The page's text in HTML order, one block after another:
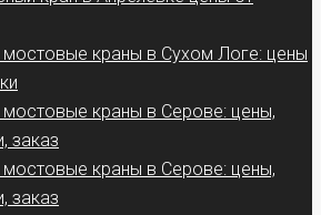
краны в Сухом Логе: цены
краны в Серове: цены,
заказ
краны в Серове: цены,
заказ